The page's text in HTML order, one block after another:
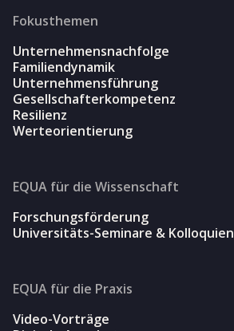
Fokusthemen
Unternehmensnachfolge
Familiendynamik
Unternehmensführung
Gesellschafterkompetenz
Resilienz
Werteorientierung
EQUA für die Wissenschaft
Forschungsförderung
Universitäts-Seminare & Kolloquien
EQUA für die Praxis
Video-Vorträge